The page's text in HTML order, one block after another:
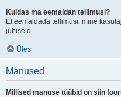
Kuidas ma eemaldan tellimusi?
Et eemaldada tellimusi, mine
juhiseid.
Üles
Manused
Millised manuse tüübid on siin